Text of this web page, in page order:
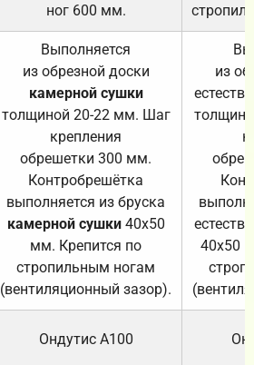
ног 600 мм.
Выполняется
из обрезной доски
камерной сушки
толщиной 20-22 мм. Шаг
крепления
обрешетки 300 мм.
Контробрешётка
выполняется из бруска
камерной сушки40х50
мм. Крепится по
стропильным ногам
(вентиляционный зазор).
из
40х50
Ондутис А100